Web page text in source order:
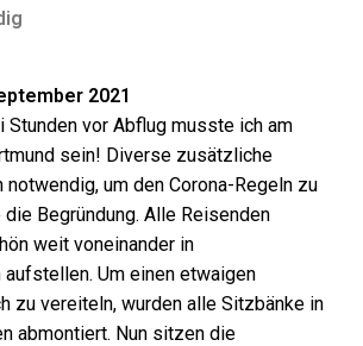
2021
Stunden vor Abflug musste ich am
sein! Diverse zusätzliche
um den Corona-Regeln zu
Begründung. Alle Reisenden
weit voneinander in
aufstellen. Um einen etwaigen
zu vereiteln, wurden alle Sitzbänke in
abmontiert. Nun sitzen die